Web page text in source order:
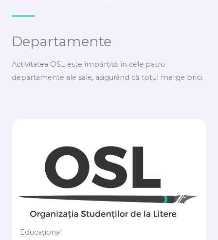
Departamente
Activitatea OSL este împărțită în cele patru
departamente ale sale, asigurând că totul merge brici.
Educațional